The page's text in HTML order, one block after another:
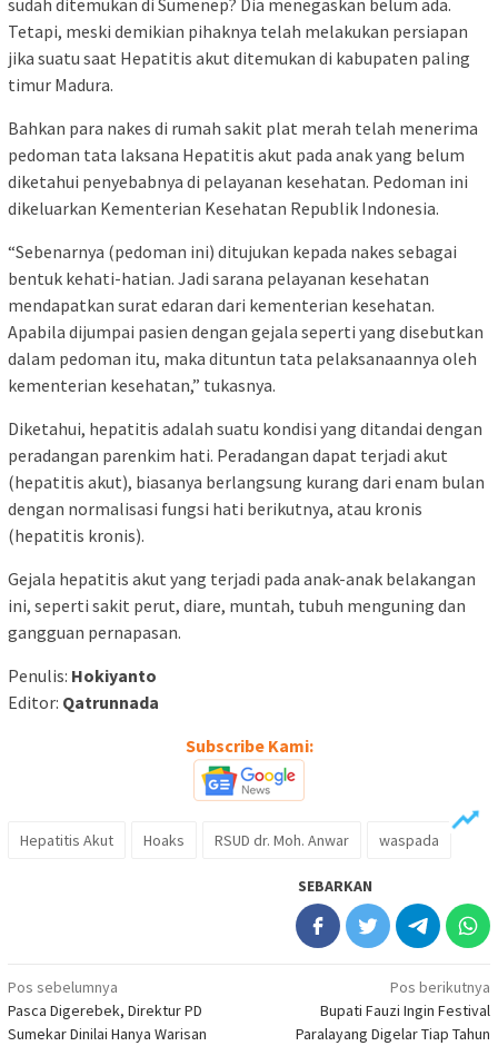
sudah ditemukan di Sumenep? Dia menegaskan belum ada.
Tetapi, meski demikian pihaknya telah melakukan persiapan
jika suatu saat Hepatitis akut ditemukan di kabupaten paling
timur Madura.
Bahkan para nakes di rumah sakit plat merah telah menerima
pedoman tata laksana Hepatitis akut pada anak yang belum
diketahui penyebabnya di pelayanan kesehatan. Pedoman ini
dikeluarkan Kementerian Kesehatan Republik Indonesia.
“Sebenarnya (pedoman ini) ditujukan kepada nakes sebagai
bentuk kehati-hatian. Jadi sarana pelayanan kesehatan
mendapatkan surat edaran dari kementerian kesehatan.
Apabila dijumpai pasien dengan gejala seperti yang disebutkan
dalam pedoman itu, maka dituntun tata pelaksanaannya oleh
kementerian kesehatan,” tukasnya.
Diketahui, hepatitis adalah suatu kondisi yang ditandai dengan
peradangan parenkim hati. Peradangan dapat terjadi akut
(hepatitis akut), biasanya berlangsung kurang dari enam bulan
dengan normalisasi fungsi hati berikutnya, atau kronis
(hepatitis kronis).
Gejala hepatitis akut yang terjadi pada anak-anak belakangan
ini, seperti sakit perut, diare, muntah, tubuh menguning dan
gangguan pernapasan.
Penulis: Hokiyanto
Editor: Qatrunnada
Subscribe Kami:
Hepatitis Akut Hoaks RSUD dr. Moh. Anwar waspada
SEBARKAN
Navigasi
pos
Pos sebelumnya
Pasca Digerebek, Direktur PD
Sumekar Dinilai Hanya Warisan
Pos berikutnya
Bupati Fauzi Ingin Festival
Paralayang Digelar Tiap Tahun